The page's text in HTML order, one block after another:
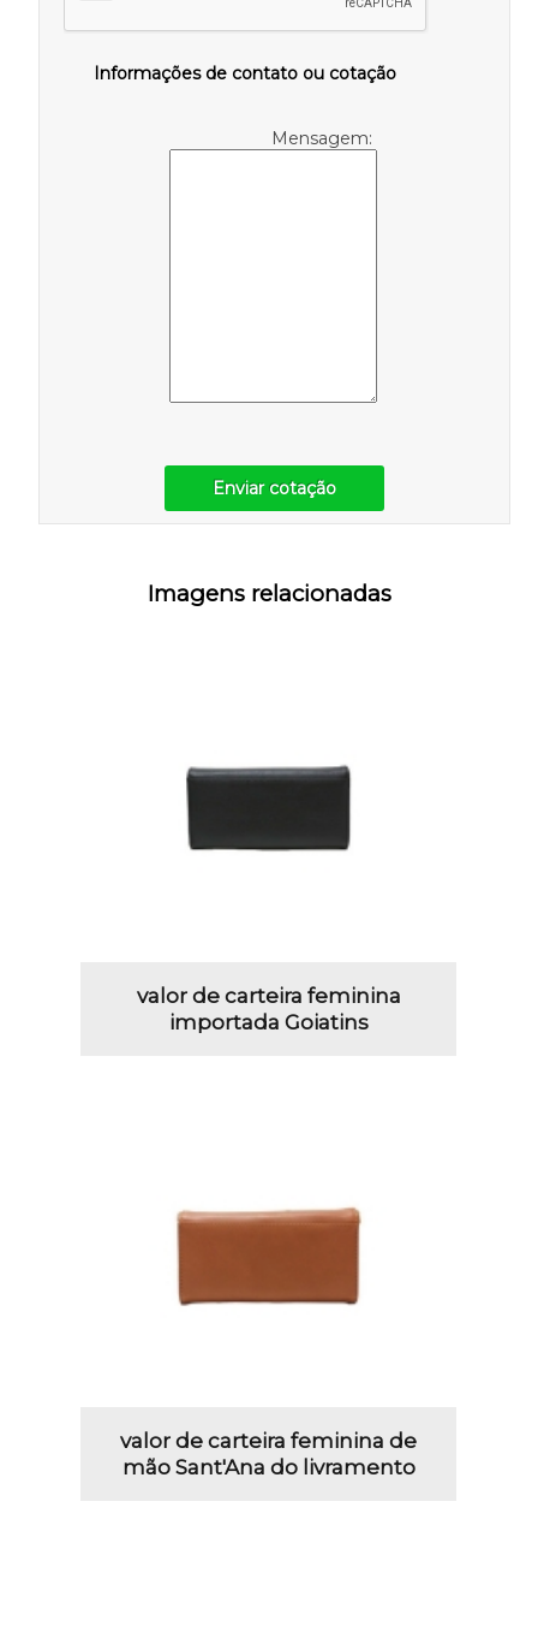
Informações de contato ou cotação
Mensagem:
Enviar cotação
Imagens relacionadas
valor de carteira feminina
importada Goiatins
valor de carteira feminina de
mão Sant'Ana do livramento